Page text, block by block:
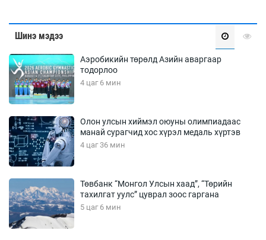
Шинэ мэдээ
Аэробикийн төрөлд Азийн аваргаар
тодорлоо
4 цаг 6 мин
Олон улсын хиймэл оюуны олимпиадаас
манай сурагчид хос хүрэл медаль хүртэв
4 цаг 36 мин
Төвбанк “Монгол Улсын хаад”, “Төрийн
тахилгат уулс” цуврал зоос гаргана
5 цаг 6 мин